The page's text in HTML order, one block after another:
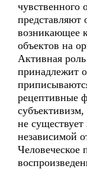
чувственного
представляют
возникающее
объектов на
Активная
принадлежит
рецептивные
не
независимой
Человеческое